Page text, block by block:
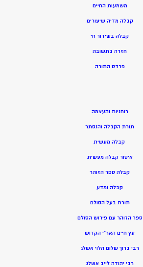
משמעות החיים
קבלה מדיה שיעורים
קבלה בשידור חי
חזרה בתשובה
פרדס התורה
רוחניות והעצמה
תורת הקבלה והנסתר
קבלה מעשית
איסור קבלה מעשית
קבלה ספר הזוהר
קבלה ומדע
תורת בעל הסולם
ספר הזוהר עם פירוש הסולם
עץ חיים האר”י הקדוש
רבי ברוך שלום הלוי אשלג
רבי יהודה לייב אשלג